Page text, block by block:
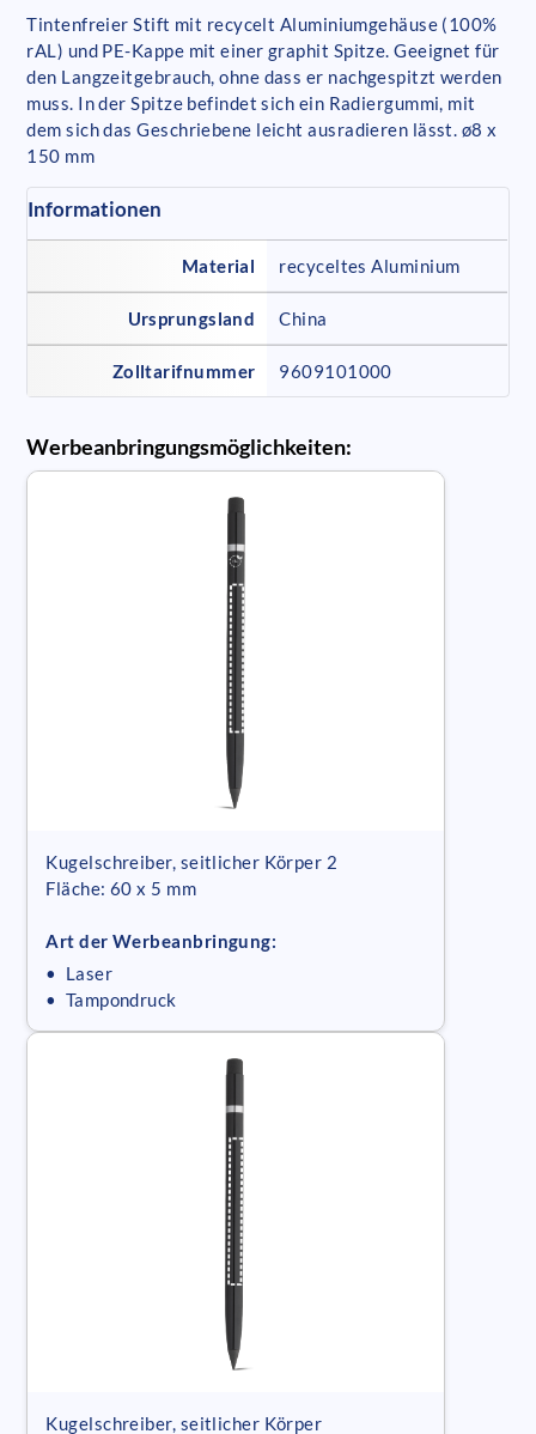
Tintenfreier Stift mit recycelt Aluminiumgehäuse (100%
rAL) und PE-Kappe mit einer graphit Spitze. Geeignet für
den Langzeitgebrauch, ohne dass er nachgespitzt werden
muss. In der Spitze befindet sich ein Radiergummi, mit
dem sich das Geschriebene leicht ausradieren lässt. ø8 x
150 mm
Informationen
Material recyceltes Aluminium
Ursprungsland China
Zolltarifnummer 9609101000
Werbeanbringungsmöglichkeiten:
Kugelschreiber, seitlicher Körper 2
Fläche: 60 x 5 mm
Art der Werbeanbringung:
• Laser
• Tampondruck
Kugelschreiber, seitlicher Körper